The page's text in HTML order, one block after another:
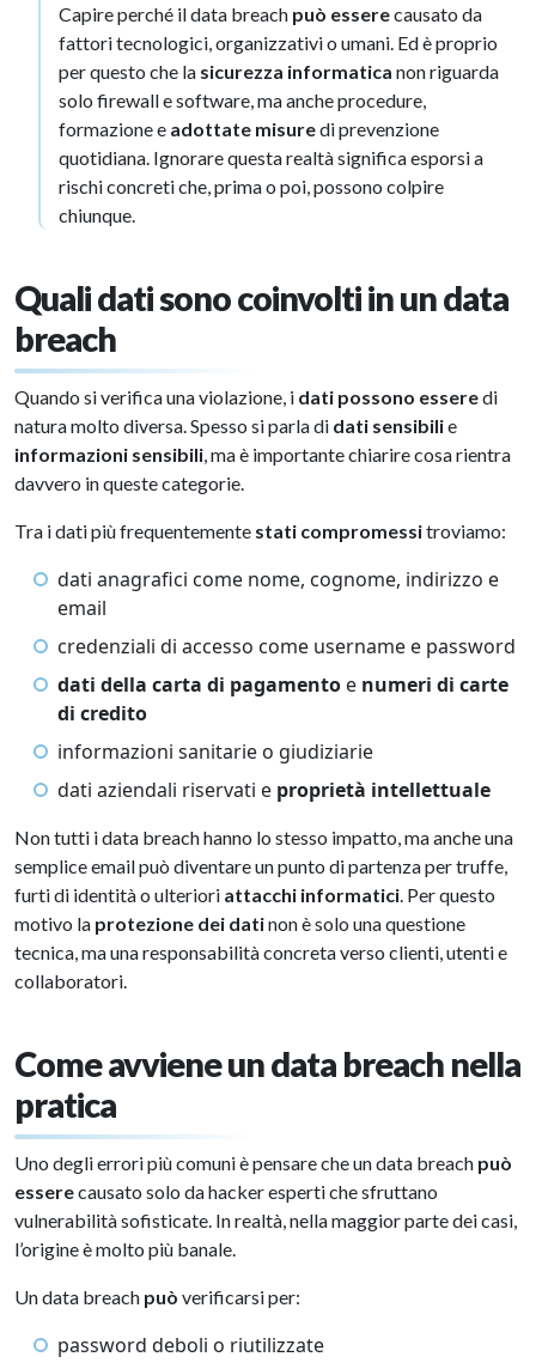
Capire perché il data breach può esserecausato da
fattori tecnologici, organizzativi o umani. Ed è proprio
per questo che la sicurezza informatica non riguarda
solo firewall e software, ma anche procedure,
formazione e adottate misuredi prevenzione
quotidiana. Ignorare questa realtà significa esporsi a
rischi concreti che, prima o poi, possono colpire
chiunque.
Quali dati sono coinvolti in un data
breach
Quando si verifica una violazione, i dati possono esseredi
natura molto diversa. Spesso si parla di dati sensibilie
informazioni sensibili, ma è importante chiarire cosa rientra
davvero in queste categorie.
Tra i dati più frequentemente stati compromessitroviamo:
dati anagrafici come nome, cognome, indirizzo e
email
credenziali di accesso come username e password
dati della carta di pagamento e numeri di carte
di credito
informazioni sanitarie o giudiziarie
dati aziendali riservati e proprietà intellettuale
Non tutti i data breach hanno lo stesso impatto, ma anche una
semplice email può diventare un punto di partenza per truffe,
furti di identità o ulteriori attacchi informatici. Per questo
motivo la protezione dei datinon è solo una questione
tecnica, ma una responsabilità concreta verso clienti, utenti e
collaboratori.
Come avviene un data breach nella
pratica
Uno degli errori più comuni è pensare che un data breach può
esserecausato solo da hacker esperti che sfruttano
vulnerabilità sofisticate. In realtà, nella maggior parte dei casi,
l’origine è molto più banale.
Un data breach può verificarsi per:
password deboli o riutilizzate